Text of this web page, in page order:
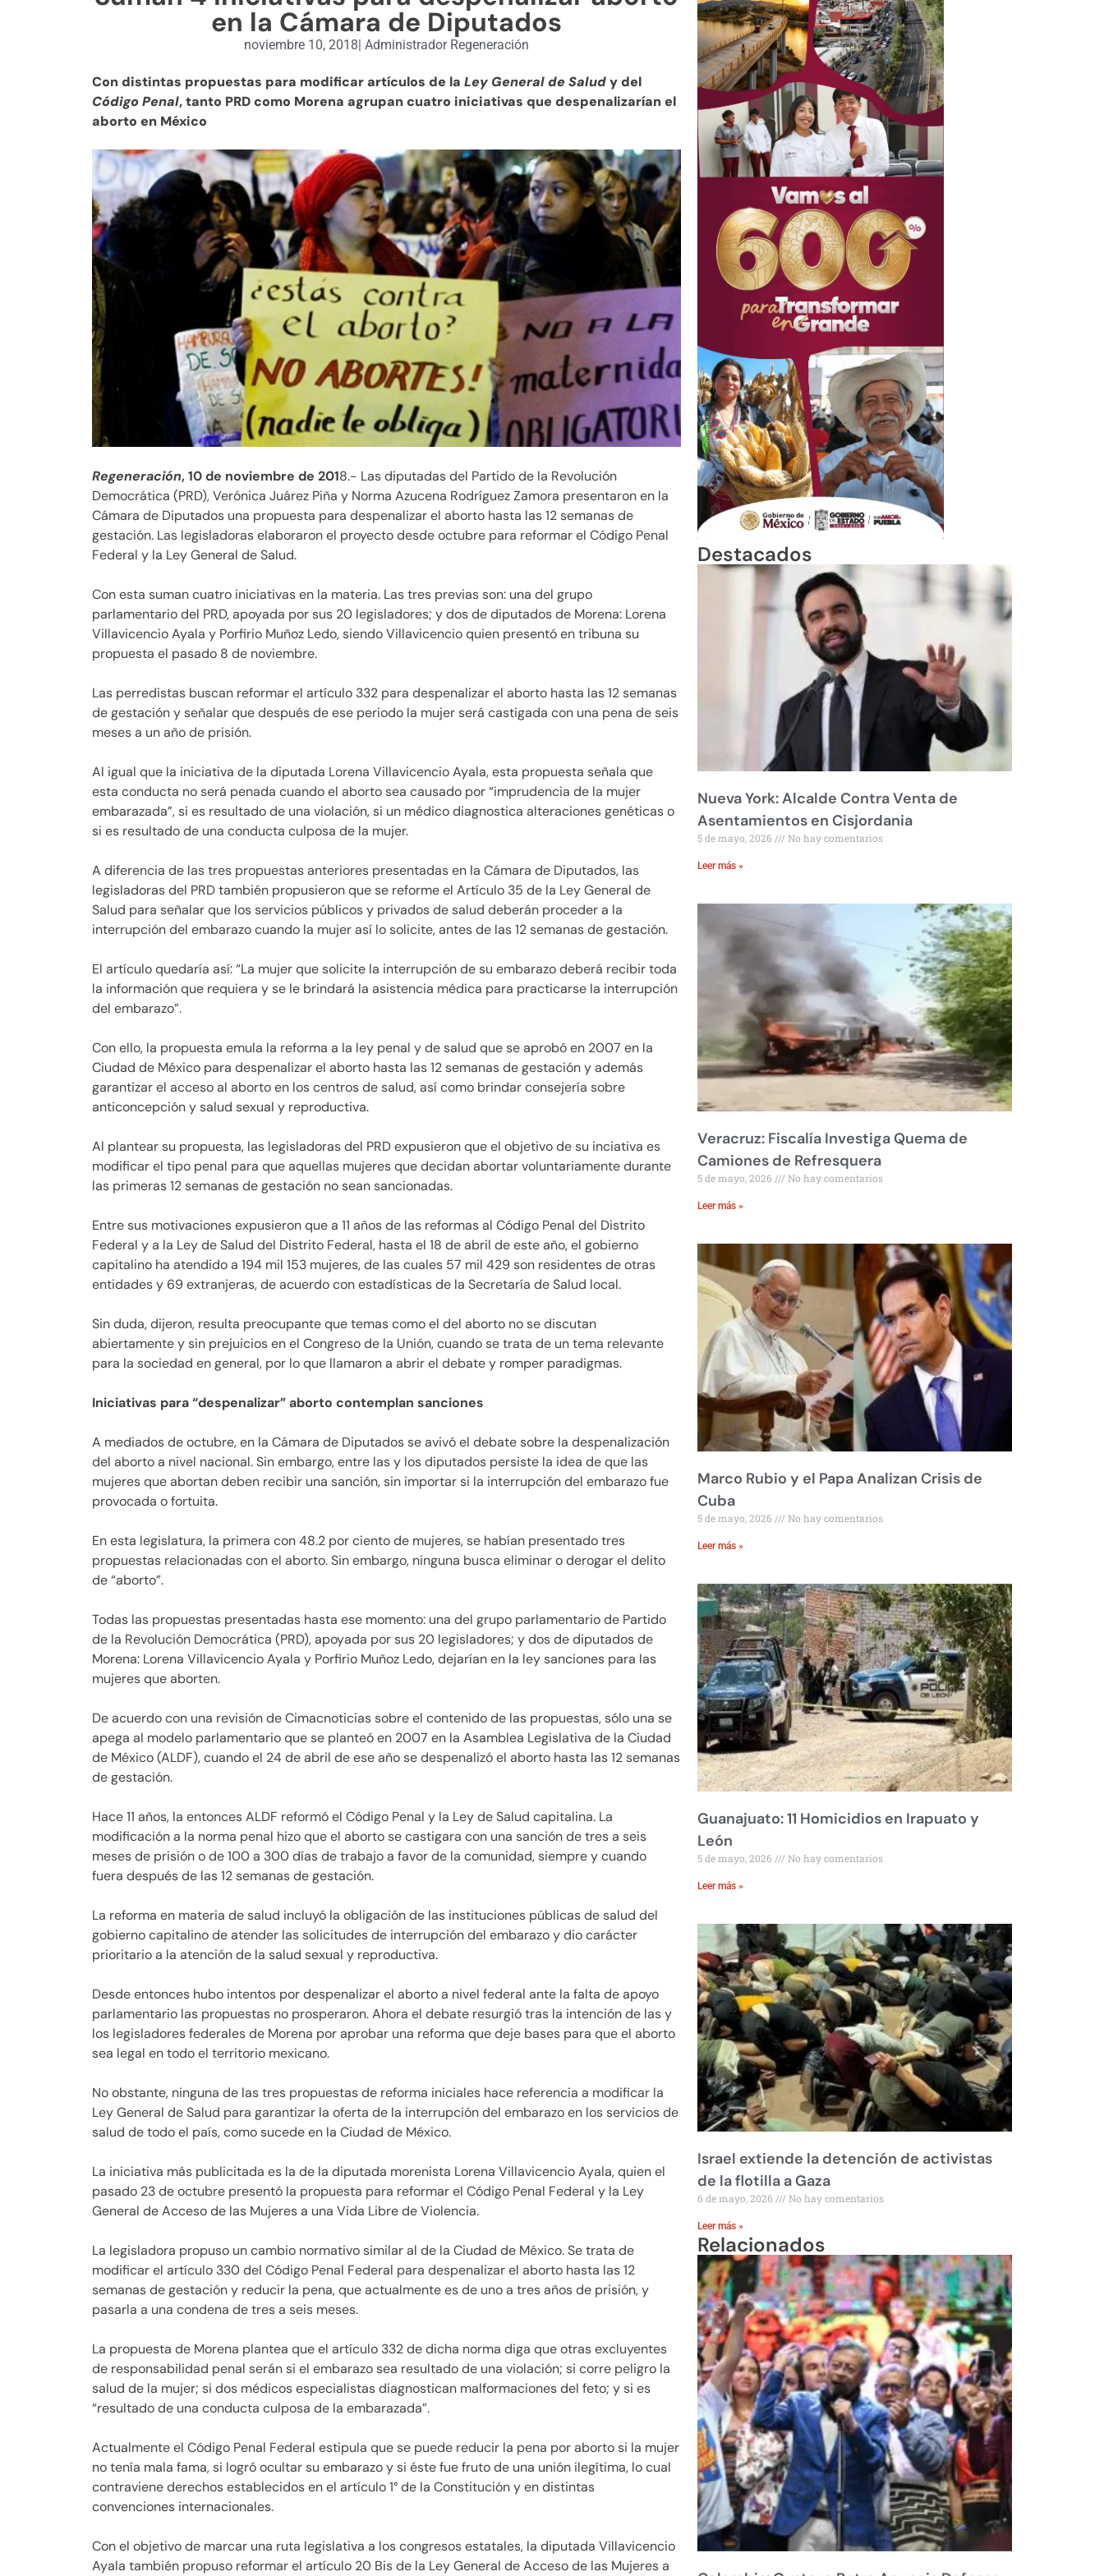
en la Cámara de Diputados
noviembre 10, 2018 Administrador Regeneración
Con distintas propuestas para modificar artículos de la Ley General de Saludy del
Código Penal, tanto PRD como Morena agrupan cuatro iniciativas que despenalizarían el
aborto en México
Regeneración, 10 de noviembre de 2018.- Las diputadas del Partido de la Revolución
Democrática (PRD), Verónica Juárez Piña y Norma Azucena Rodríguez Zamora presentaron en la
Cámara de Diputados una propuesta para despenalizar el aborto hasta las 12 semanas de
gestación. Las legisladoras elaboraron el proyecto desde octubre para reformar el Código Penal
Federal y la Ley General de Salud.
Con esta suman cuatro iniciativas en la materia. Las tres previas son: una del grupo
parlamentario del PRD, apoyada por sus 20 legisladores; y dos de diputados de Morena: Lorena
Villavicencio Ayala y Porfirio Muñoz Ledo, siendo Villavicencio quien presentó en tribuna su
propuesta el pasado 8 de noviembre.
Las perredistas buscan reformar el artículo 332 para despenalizar el aborto hasta las 12 semanas
de gestación y señalar que después de ese periodo la mujer será castigada con una pena de seis
meses a un año de prisión.
Al igual que la iniciativa de la diputada Lorena Villavicencio Ayala, esta propuesta señala que
esta conducta no será penada cuando el aborto sea causado por “imprudencia de la mujer
embarazada”, si es resultado de una violación, si un médico diagnostica alteraciones genéticas o
si es resultado de una conducta culposa de la mujer.
A diferencia de las tres propuestas anteriores presentadas en la Cámara de Diputados, las
legisladoras del PRD también propusieron que se reforme el Artículo 35 de la Ley General de
Salud para señalar que los servicios públicos y privados de salud deberán proceder a la
interrupción del embarazo cuando la mujer así lo solicite, antes de las 12 semanas de gestación.
El artículo quedaría así: “La mujer que solicite la interrupción de su embarazo deberá recibir toda
la información que requiera y se le brindará la asistencia médica para practicarse la interrupción
del embarazo”.
Con ello, la propuesta emula la reforma a la ley penal y de salud que se aprobó en 2007 en la
Ciudad de México para despenalizar el aborto hasta las 12 semanas de gestación y además
garantizar el acceso al aborto en los centros de salud, así como brindar consejería sobre
anticoncepción y salud sexual y reproductiva.
Al plantear su propuesta, las legisladoras del PRD expusieron que el objetivo de su inciativa es
modificar el tipo penal para que aquellas mujeres que decidan abortar voluntariamente durante
las primeras 12 semanas de gestación no sean sancionadas.
Entre sus motivaciones expusieron que a 11 años de las reformas al Código Penal del Distrito
Federal y a la Ley de Salud del Distrito Federal, hasta el 18 de abril de este año, el gobierno
capitalino ha atendido a 194 mil 153 mujeres, de las cuales 57 mil 429 son residentes de otras
entidades y 69 extranjeras, de acuerdo con estadísticas de la Secretaría de Salud local.
Sin duda, dijeron, resulta preocupante que temas como el del aborto no se discutan
abiertamente y sin prejuicios en el Congreso de la Unión, cuando se trata de un tema relevante
para la sociedad en general, por lo que llamaron a abrir el debate y romper paradigmas.
Iniciativas para “despenalizar” aborto contemplan sanciones
A mediados de octubre, en la Cámara de Diputados se avivó el debate sobre la despenalización
del aborto a nivel nacional. Sin embargo, entre las y los diputados persiste la idea de que las
mujeres que abortan deben recibir una sanción, sin importar si la interrupción del embarazo fue
provocada o fortuita.
En esta legislatura, la primera con 48.2 por ciento de mujeres, se habían presentado tres
propuestas relacionadas con el aborto. Sin embargo, ninguna busca eliminar o derogar el delito
de “aborto”.
Todas las propuestas presentadas hasta ese momento: una del grupo parlamentario de Partido
de la Revolución Democrática (PRD), apoyada por sus 20 legisladores; y dos de diputados de
Morena: Lorena Villavicencio Ayala y Porfirio Muñoz Ledo, dejarían en la ley sanciones para las
mujeres que aborten.
De acuerdo con una revisión de Cimacnoticias sobre el contenido de las propuestas, sólo una se
apega al modelo parlamentario que se planteó en 2007 en la Asamblea Legislativa de la Ciudad
de México (ALDF), cuando el 24 de abril de ese año se despenalizó el aborto hasta las 12 semanas
de gestación.
Hace 11 años, la entonces ALDF reformó el Código Penal y la Ley de Salud capitalina. La
modificación a la norma penal hizo que el aborto se castigara con una sanción de tres a seis
meses de prisión o de 100 a 300 días de trabajo a favor de la comunidad, siempre y cuando
fuera después de las 12 semanas de gestación.
La reforma en materia de salud incluyó la obligación de las instituciones públicas de salud del
gobierno capitalino de atender las solicitudes de interrupción del embarazo y dio carácter
prioritario a la atención de la salud sexual y reproductiva.
Desde entonces hubo intentos por despenalizar el aborto a nivel federal ante la falta de apoyo
parlamentario las propuestas no prosperaron. Ahora el debate resurgió tras la intención de las y
los legisladores federales de Morena por aprobar una reforma que deje bases para que el aborto
sea legal en todo el territorio mexicano.
No obstante, ninguna de las tres propuestas de reforma iniciales hace referencia a modificar la
Ley General de Salud para garantizar la oferta de la interrupción del embarazo en los servicios de
salud de todo el país, como sucede en la Ciudad de México.
La iniciativa más publicitada es la de la diputada morenista Lorena Villavicencio Ayala, quien el
pasado 23 de octubre presentó la propuesta para reformar el Código Penal Federal y la Ley
General de Acceso de las Mujeres a una Vida Libre de Violencia.
La legisladora propuso un cambio normativo similar al de la Ciudad de México. Se trata de
modificar el artículo 330 del Código Penal Federal para despenalizar el aborto hasta las 12
semanas de gestación y reducir la pena, que actualmente es de uno a tres años de prisión, y
pasarla a una condena de tres a seis meses.
La propuesta de Morena plantea que el artículo 332 de dicha norma diga que otras excluyentes
de responsabilidad penal serán si el embarazo sea resultado de una violación; si corre peligro la
salud de la mujer; si dos médicos especialistas diagnostican malformaciones del feto; y si es
“resultado de una conducta culposa de la embarazada”.
Actualmente el Código Penal Federal estipula que se puede reducir la pena por aborto si la mujer
no tenía mala fama, si logró ocultar su embarazo y si éste fue fruto de una unión ilegítima, lo cual
contraviene derechos establecidos en el artículo 1° de la Constitución y en distintas
convenciones internacionales.
Con el objetivo de marcar una ruta legislativa a los congresos estatales, la diputada Villavicencio
Ayala también propuso reformar el artículo 20 Bis de la Ley General de Acceso de las Mujeres a
Destacados
Nueva York: Alcalde Contra Venta de
Asentamientos en Cisjordania
5 de mayo, 2026 No hay comentarios
Leer más »
Veracruz: Fiscalía Investiga Quema de
Camiones de Refresquera
5 de mayo, 2026 No hay comentarios
Leer más »
Marco Rubio y el Papa Analizan Crisis de
Cuba
5 de mayo, 2026 No hay comentarios
Leer más »
Guanajuato: 11 Homicidios en Irapuato y
León
5 de mayo, 2026 No hay comentarios
Leer más »
Israel extiende la detención de activistas
de la flotilla a Gaza
6 de mayo, 2026 No hay comentarios
Leer más »
Relacionados